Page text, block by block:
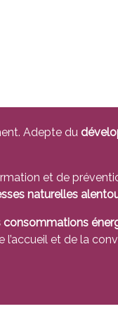
Adepte du
et de
naturelles
consommations
et de la